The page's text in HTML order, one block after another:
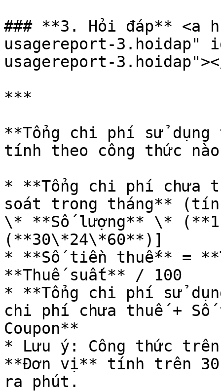
### **3. Hỏi đáp** <a
usagereport-3.hoidap"
usagereport-
***
**Tổng chi phí sử dụng
tính theo công thức
* **Tổng chi phí chưa
soát trong tháng**
\* **Số lượng** \*
(**30\*24\*60**)]
* **Số tiền thuế** =
**Thuế suất** / 100
* **Tổng chi phí sử
chi phí chưa thuế +
Coupon**
* Lưu ý: Công thức
**Đơn vị** tính trên
ra phút.